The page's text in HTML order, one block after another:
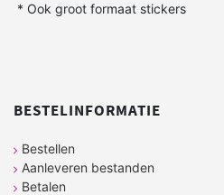
* Ook groot formaat stickers
BESTELINFORMATIE
Bestellen
Aanleveren bestanden
Betalen